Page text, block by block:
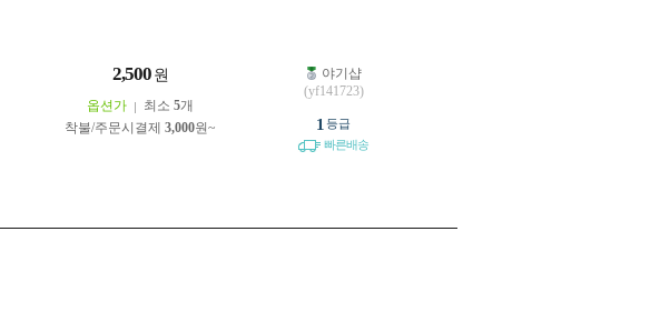
2,500 원
옵션가 최소 5개
착불/주문시결제 3,000원~
야기샵
(yf141723)
1 등급
빠른배송